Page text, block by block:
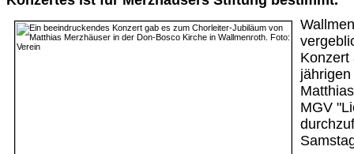
Konzert
MGV